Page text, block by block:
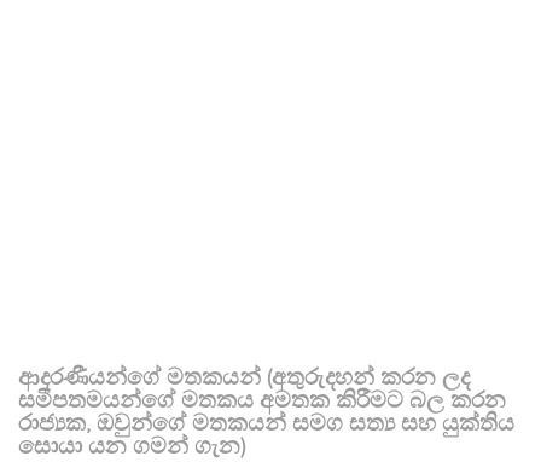
ආදරණීයන්ගේ මතකයන් (අතුරුදහන් කරන ලද
සමීපතමයන්ගේ මතකය අමතක කිරීමට බල කරන
රාජ්‍යක, ඔවුන්ගේ මතකයන් සමග සත්‍ය සහ යුක්තිය
සොයා යන ගමන් ගැන)